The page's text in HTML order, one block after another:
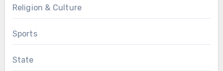
Religion & Culture
Sports
State